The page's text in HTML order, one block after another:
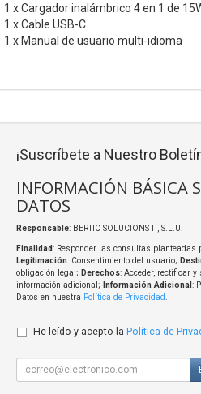
1 x Cargador inalámbrico 4 en 1 de
1 x Cable USB-C
1 x Manual de usuario multi-idioma
¡Suscríbete a Nuestro
INFORMACIÓN BÁSICA
DATOS
Responsable: BERTIC SOLUCIONS IT, S.L.U.
Finalidad: Responder las consultas
Legitimación: Consentimiento del usuario;
obligación legal; Derechos: Acceder, rectificar
información adicional;
Información Adicional :
Datos en nuestra Política de Privacidad.
He leído y acepto la Política de